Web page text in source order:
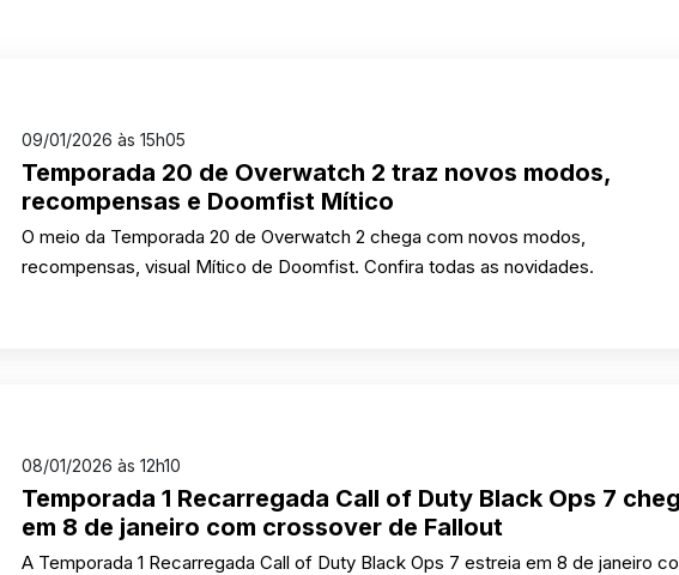
09/01/2026 às 15h05
Temporada 20 de Overwatch 2 traz novos modos,
recompensas e Doomfist Mítico
O meio da Temporada 20 de Overwatch 2 chega com novos modos,
recompensas, visual Mítico de Doomfist. Confira todas as novidades.
08/01/2026 às 12h10
Temporada 1 Recarregada Call of Duty Black Ops 7
em 8 de janeiro com crossover de Fallout
A Temporada 1 Recarregada Call of Duty Black Ops 7 estreia em 8 de janeiro